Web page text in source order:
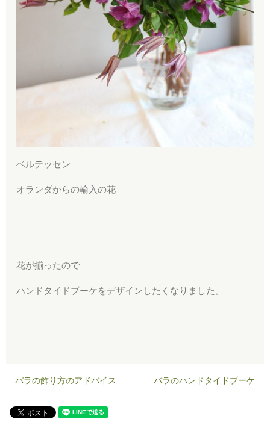
ベルテッセン
オランダからの輸入の花
花が揃ったので
ハンドタイドブーケをデザインしたくなりました。
バラの飾り方のアドバイス バラのハンドタイドブーケ